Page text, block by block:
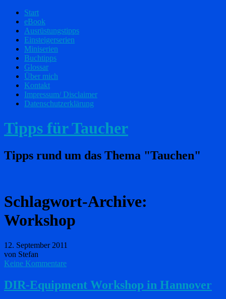
Start
eBook
Ausrüstungstipps
Einsteigerserien
Miniserien
Buchtipps
Glossar
Über mich
Kontakt
Impressum/ Disclaimer
Datenschutzerklärung
Tipps für Taucher
Tipps rund um das Thema "Tauchen"
Schlagwort-Archive:
Workshop
12. September 2011
von Stefan
Keine Kommentare
DIR-Equipment Workshop in Hannover